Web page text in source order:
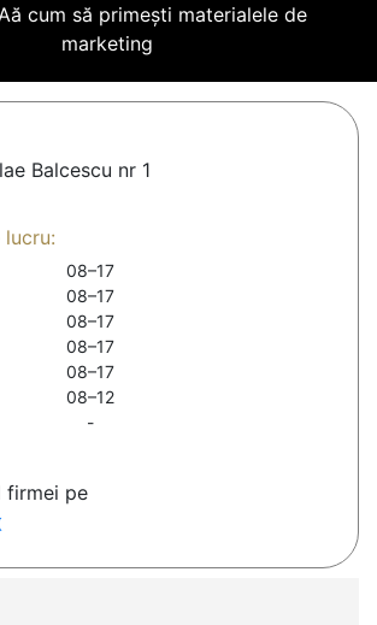
cum să primești materialele de
marketing
Balcescu nr 1
lucru:
08–17
08–17
08–17
08–17
08–17
08–12
-
firmei pe